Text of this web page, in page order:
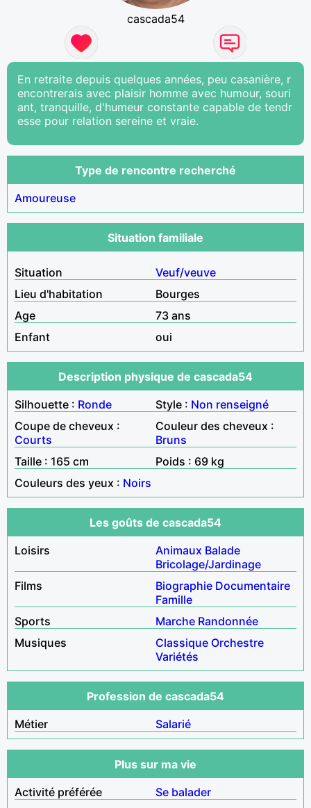
cascada54
En retraite depuis quelques années, peu casanière, r
encontrerais avec plaisir homme avec humour, souri
ant, tranquille, d'humeur constante capable de tendr
esse pour relation sereine et vraie.
Type de rencontre recherché
Amoureuse
Situation familiale
Situation
Veuf/veuve
Lieu d'habitation
Bourges
Age
73 ans
Enfant
oui
Description physique de cascada54
Silhouette : Ronde Style : Non renseigné
Coupe de cheveux :
Courts
Couleur des cheveux :
Bruns
Taille : 165 cm
Poids : 69 kg
Couleurs des yeux : Noirs
Les goûts de cascada54
Loisirs
Animaux Balade
Bricolage/Jardinage
Films
Biographie Documentaire
Famille
Sports
Marche Randonnée
Musiques
Classique Orchestre
Variétés
Profession de cascada54
Métier
Salarié
Plus sur ma vie
Activité préférée
Se balader